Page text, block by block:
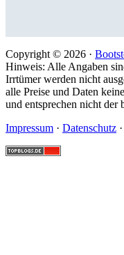
Copyright © 2026 ·
Hinweis: Alle Angaben
Irrtümer werden nicht
alle Preise und Daten
und entsprechen nicht der
Impressum · Datenschutz ·